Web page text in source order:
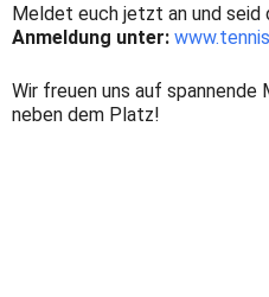
Meldet euch jetzt an und seid
Anmeldung unter:
Wir freuen uns auf spannende
neben dem Platz!